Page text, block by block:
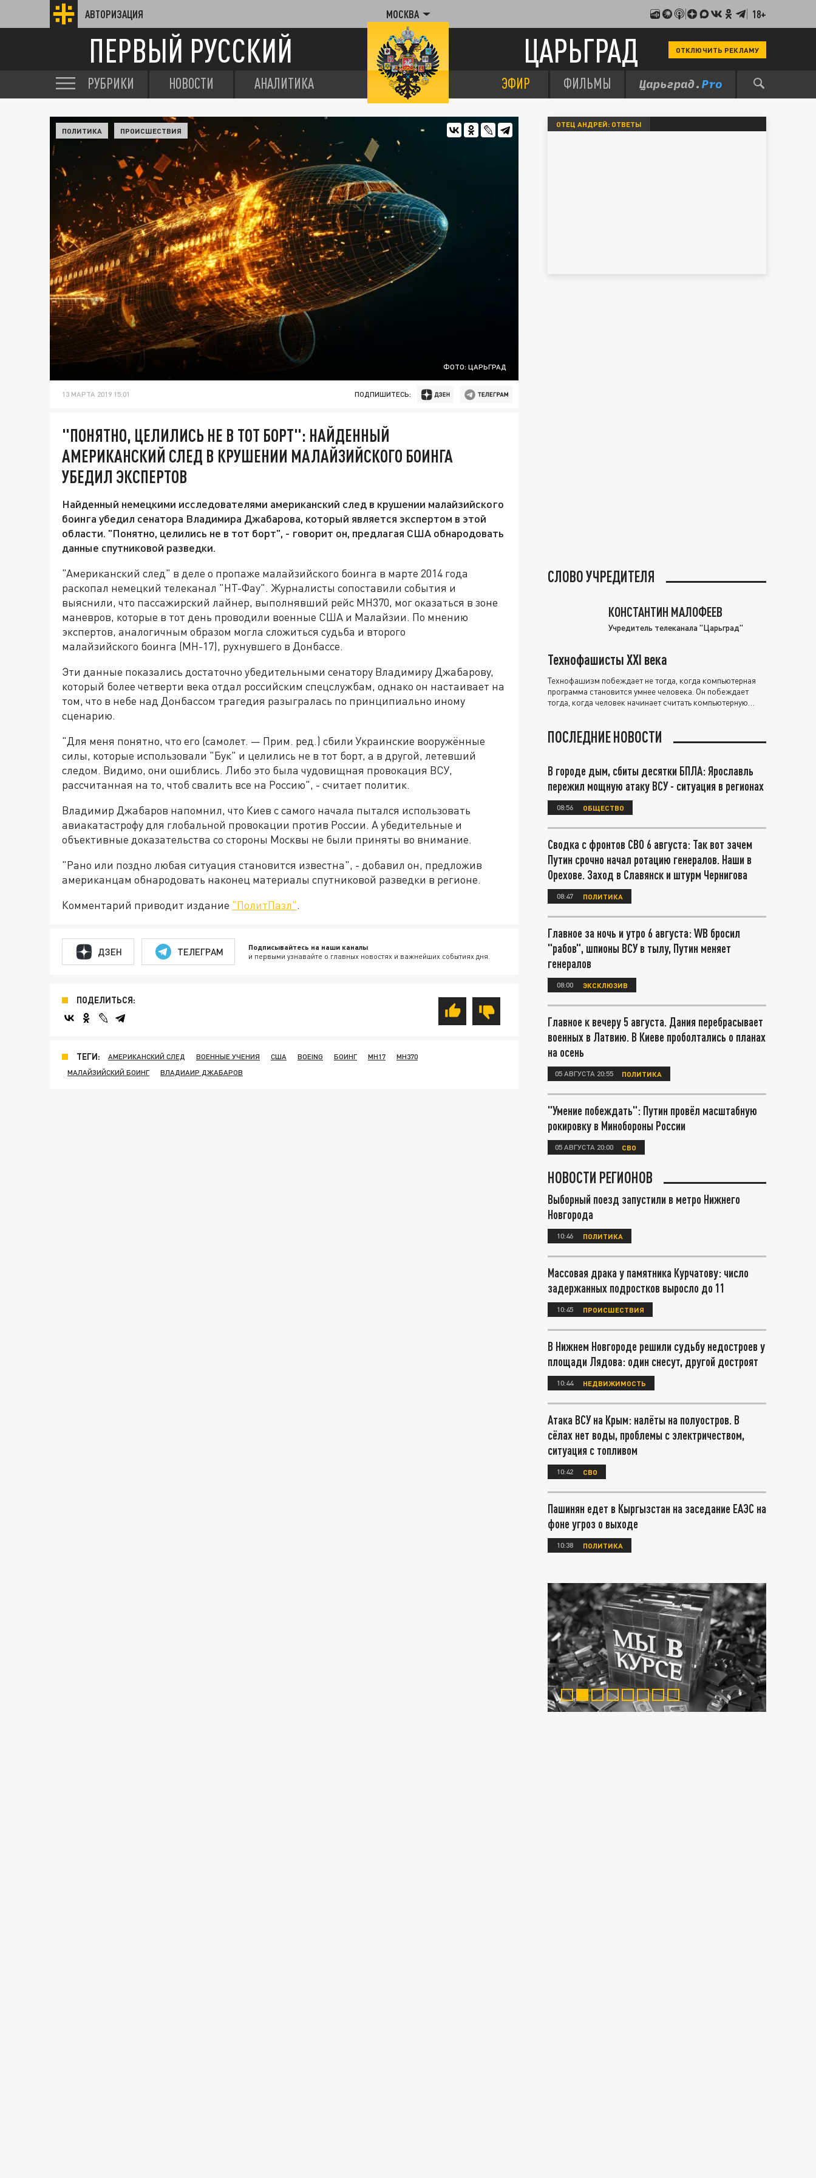
АВТОРИЗАЦИЯ МОСКВА 18+
ПЕРВЫЙ РУССКИЙ ЦАРЬГРАД ОТКЛЮЧИТЬ РЕКЛАМУ
РУБРИКИ НОВОСТИ АНАЛИТИКА ЭФИР ФИЛЬМЫ
ФОТО: ЦАРЬГРАД
ПОЛИТИКА ПРОИСШЕСТВИЯ
13 МАРТА 2019 15:01 ПОДПИШИТЕСЬ:
"ПОНЯТНО, ЦЕЛИЛИСЬ НЕ В ТОТ БОРТ": НАЙДЕННЫЙ
АМЕРИКАНСКИЙ СЛЕД В КРУШЕНИИ МАЛАЙЗИЙСКОГО БОИНГА
УБЕДИЛ ЭКСПЕРТОВ
Найденный немецкими исследователями американский след в крушении малайзийского
боинга убедил сенатора Владимира Джабарова, который является экспертом в этой
области. "Понятно, целились не в тот борт", - говорит он, предлагая США обнародовать
данные спутниковой разведки.
"Американский след" в деле о пропаже малайзийского боинга в марте 2014 года
раскопал немецкий телеканал "НТ-Фау". Журналисты сопоставили события и
выяснили, что пассажирский лайнер, выполнявший рейс MH370, мог оказаться в зоне
маневров, которые в тот день проводили военные США и Малайзии. По мнению
экспертов, аналогичным образом могла сложиться судьба и второго
малайзийского боинга (MH-17), рухнувшего в Донбассе.
Эти данные показались достаточно убедительными сенатору Владимиру Джабарову,
который более четверти века отдал российским спецслужбам, однако он настаивает на
том, что в небе над Донбассом трагедия разыгралась по принципиально иному
сценарию.
"Для меня понятно, что его (самолет. — Прим. ред.) сбили Украинские вооружённые
силы, которые использовали "Бук" и целились не в тот борт, а в другой, летевший
следом. Видимо, они ошиблись. Либо это была чудовищная провокация ВСУ,
рассчитанная на то, чтоб свалить все на Россию", - считает политик.
Владимир Джабаров напомнил, что Киев с самого начала пытался использовать
авиакатастрофу для глобальной провокации против России. А убедительные и
объективные доказательства со стороны Москвы не были приняты во внимание.
"Рано или поздно любая ситуация становится известна", - добавил он, предложив
американцам обнародовать наконец материалы спутниковой разведки в регионе.
Комментарий приводит издание "ПолитПазл".
ДЗЕН ТЕЛЕГРАМ Подписывайтесь на наши каналы
и первыми узнавайте о главных новостях и важнейших событиях дня.
ПОДЕЛИТЬСЯ:
ТЕГИ: АМЕРИКАНСКИЙ СЛЕД ВОЕННЫЕ УЧЕНИЯ США BOEING БОИНГ MH17
MH370
МАЛАЙЗИЙСКИЙ БОИНГ
ВЛАДИАИР ДЖАБАРОВ
ОТЕЦ АНДРЕЙ: ОТВЕТЫ
СЛОВО УЧРЕДИТЕЛЯ
КОНСТАНТИН МАЛОФЕЕВ
Учредитель телеканала "Царьград"
Технофашисты XXI века
Технофашизм побеждает не тогда, когда компьютерная
программа становится умнее человека. Он побеждает
тогда, когда человек начинает считать компьютерную
ПОСЛЕДНИЕ НОВОСТИ
В городе дым, сбиты десятки БПЛА: Ярославль
пережил мощную атаку ВСУ - ситуация в регионах
08:56 ОБЩЕСТВО
Сводка с фронтов СВО 6 августа: Так вот зачем
Путин срочно начал ротацию генералов. Наши в
Орехове. Заход в Славянск и штурм Чернигова
08:47 ПОЛИТИКА
Главное за ночь и утро 6 августа: WB бросил
"рабов", шпионы ВСУ в тылу, Путин меняет
генералов
08:00 ЭКСКЛЮЗИВ
Главное к вечеру 5 августа. Дания перебрасывает
военных в Латвию. В Киеве проболтались о планах
на осень
05 АВГУСТА 20:55 ПОЛИТИКА
"Умение побеждать": Путин провёл масштабную
рокировку в Минобороны России
05 АВГУСТА 20:00 СВО
НОВОСТИ РЕГИОНОВ
Выборный поезд запустили в метро Нижнего
Новгорода
10:46 ПОЛИТИКА
Массовая драка у памятника Курчатову: число
задержанных подростков выросло до 11
10:45 ПРОИСШЕСТВИЯ
В Нижнем Новгороде решили судьбу недостроев у
площади Лядова: один снесут, другой достроят
10:44 НЕДВИЖИМОСТЬ
Атака ВСУ на Крым: налёты на полуостров. В
сёлах нет воды, проблемы с электричеством,
ситуация с топливом
10:42 СВО
Пашинян едет в Кыргызстан на заседание ЕАЭС на
фоне угроз о выходе
10:38 ПОЛИТИКА